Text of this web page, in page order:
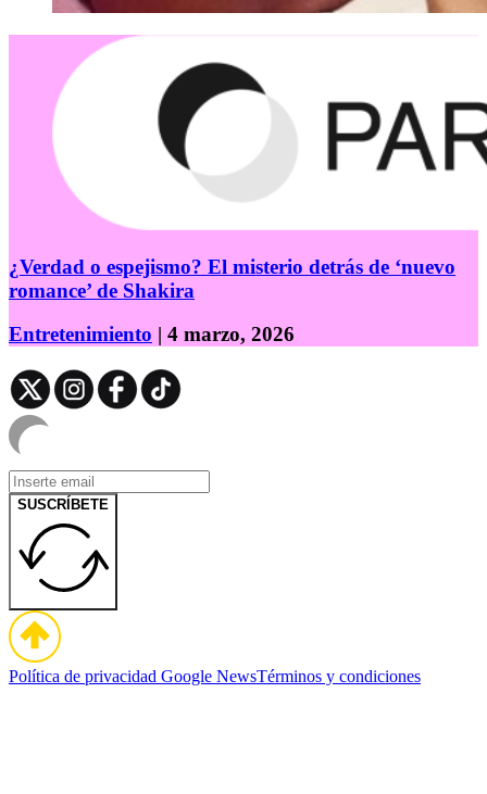
¿Verdad o espejismo? El misterio detrás de ‘nuevo
romance’ de Shakira
Entretenimiento | 4 marzo, 2026
SUSCRÍBETE
Política de privacidad Google NewsTérminos y condiciones